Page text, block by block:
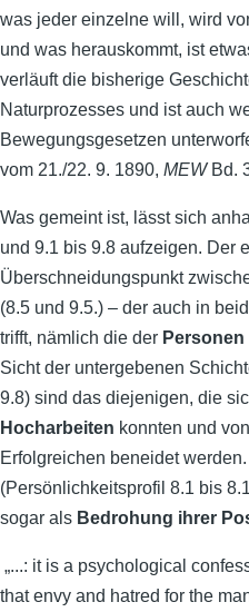
was jeder einzelne will, wird
und was herauskommt, ist
verläuft die bisherige
Naturprozesses und ist auch
Bewegungsgesetzen
vom 21./22. 9. 1890, MEWBd.
Was gemeint ist, lässt sich
und 9.1 bis 9.8 aufzeigen. Der
Überschneidungspunkt
(8.5 und 9.5.) – der auch in
trifft, nämlich die der
Sicht der untergebenen
9.8) sind das diejenigen, die
Hocharbeiten konnten und
Erfolgreichen beneidet
(Persönlichkeitsprofil 8.1 bis
sogar als Bedrohung ihrer
„...: it is a psychological
that envy and hatred for the